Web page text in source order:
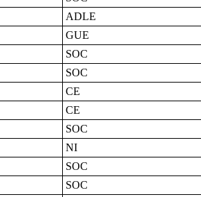
ADLE
GUE
SOC
SOC
CE
CE
SOC
NI
SOC
SOC